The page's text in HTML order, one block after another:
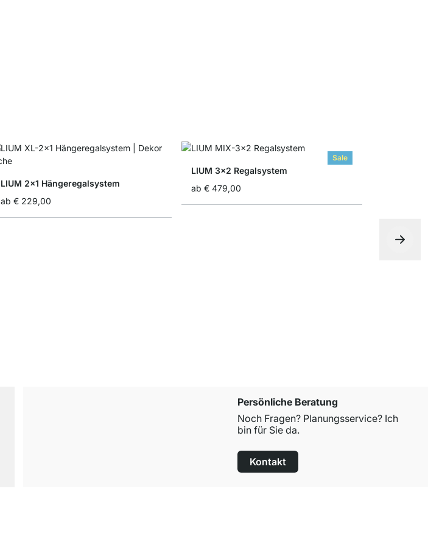
LIUM 2x1 Hängeregalsystem
ab € 229,00
Sale
LIUM 3x2 Regalsystem
ab € 479,00
Persönliche Beratung
Noch Fragen? Planungsservice? Ich
bin für Sie da.
Kontakt